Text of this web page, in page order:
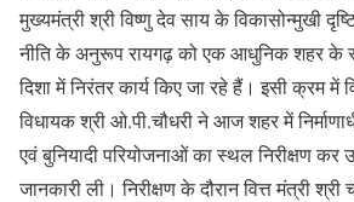
मुख्यमंत्री श्री विष्णु देव साय के विकासोन्मुखी
नीति के अनुरूप रायगढ़ को एक आधुनिक शहर के
दिशा में निरंतर कार्य किए जा रहे हैं। इसी क्रम में
विधायक श्री ओ.पी.चौधरी ने आज शहर में
एवं बुनियादी परियोजनाओं का स्थल निरीक्षण कर
जानकारी ली। निरीक्षण के दौरान वित्त मंत्री श्री